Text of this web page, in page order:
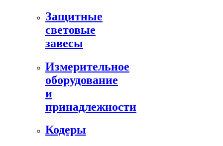
Защитные
световые
завесы
Измерительное
оборудование
и
принадлежности
Кодеры